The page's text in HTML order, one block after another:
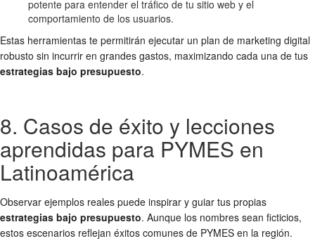
potente para entender el tráfico de tu sitio web y el
comportamiento de los usuarios.
Estas herramientas te permitirán ejecutar un plan de marketing digital
robusto sin incurrir en grandes gastos, maximizando cada una de tus
estrategias bajo presupuesto.
8. Casos de éxito y lecciones
aprendidas para PYMES en
Latinoamérica
Observar ejemplos reales puede inspirar y guiar tus propias
estrategias bajo presupuesto. Aunque los nombres sean ficticios,
estos escenarios reflejan éxitos comunes de PYMES en la región.